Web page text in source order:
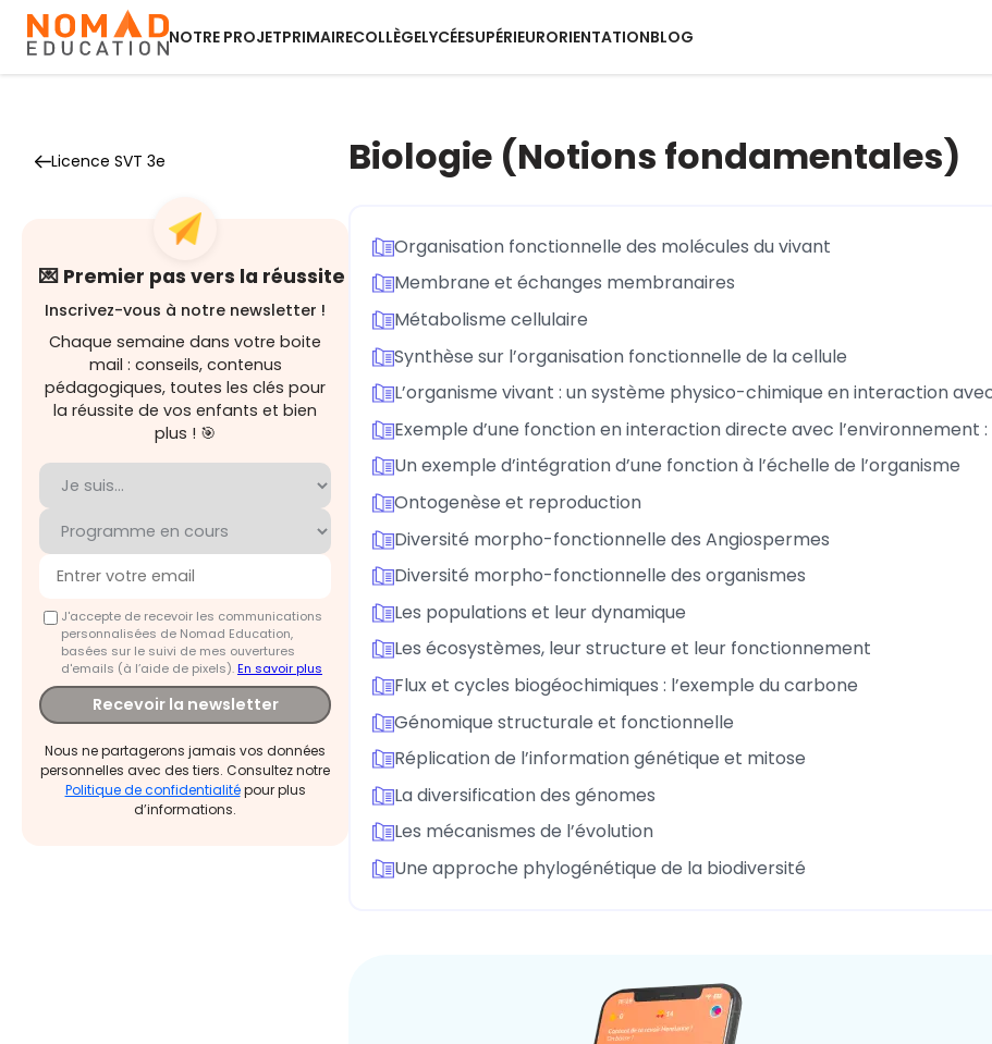
NOTRE PROJETPRIMAIRECOLLÈGELYCÉESUPÉRIEURORIENTATIONBLOG
Licence SVT 3e
💌 Premier pas vers la réussite
Inscrivez-vous à notre newsletter !
Chaque semaine dans votre boite
mail : conseils, contenus
pédagogiques, toutes les clés pour
la réussite de vos enfants et bien
plus ! 🎯
J'accepte de recevoir les communications
personnalisées de Nomad Education,
basées sur le suivi de mes ouvertures
d'emails (à l’aide de pixels).En savoir plus
Recevoir la newsletter
Nous ne partagerons jamais vos données
personnelles avec des tiers. Consultez notre
Politique de confidentialitépour plus
d’informations.
Biologie (Notions fondamentales)
Organisation fonctionnelle des molécules du vivant
Membrane et échanges membranaires
Métabolisme cellulaire
Synthèse sur l’organisation fonctionnelle de la cellule
L’organisme vivant : un système physico-chimique en interaction
Exemple d’une fonction en interaction directe avec l’environnement
Un exemple d’intégration d’une fonction à l’échelle de l’organisme
Ontogenèse et reproduction
Diversité morpho-fonctionnelle des Angiospermes
Diversité morpho-fonctionnelle des organismes
Les populations et leur dynamique
Les écosystèmes, leur structure et leur fonctionnement
Flux et cycles biogéochimiques : l’exemple du carbone
Génomique structurale et fonctionnelle
Réplication de l’information génétique et mitose
La diversification des génomes
Les mécanismes de l’évolution
Une approche phylogénétique de la biodiversité